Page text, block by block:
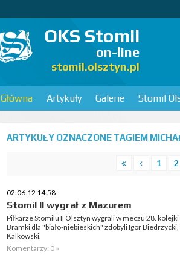
OKS Stomil
on-line
stomil.olsztyn.pl
Główna Artykuły Galerie Stomil
ARTYKUŁY OZNACZONE TAGIEM
1 2
02.06.12 14:58
Stomil II wygrał z Mazurem
Piłkarze Stomilu II Olsztyn wygrali w meczu 28.
Bramki dla "biało-niebieskich" zdobyli Igor
Kalkowski.
Komentarzy: 0 »